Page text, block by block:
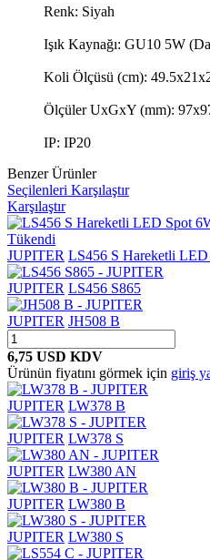
Renk: Siyah
Işık Kaynağı: GU10 5W
Koli Ölçüsü (cm):
Ölçüler UxGxY (mm):
IP: IP20
Benzer Ürünler
Seçilenleri Karşılaştır
Karşılaştır
Tükendi
JUPITER LS456 S Hareketli
JUPITER LS456 S865
JUPITER JH508 B
6,75 USD KDV
Ürünün fiyatını görmek için giriş
JUPITER LW378 B
JUPITER LW378 S
JUPITER LW380 AN
JUPITER LW380 B
JUPITER LW380 S